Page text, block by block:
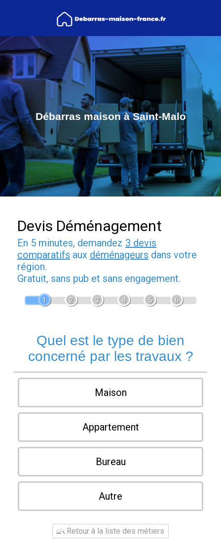
Débarras maison à Saint-Malo
Devis Déménagement
En 5 minutes, demandez 3 devis
comparatifs aux déménageurs dans votre
région.
Gratuit, sans pub et sans engagement.
1 2 3 4 5 6
Quel est le type de bien
concerné par les travaux ?
Maison
Appartement
Bureau
Autre
Retour à la liste des métiers